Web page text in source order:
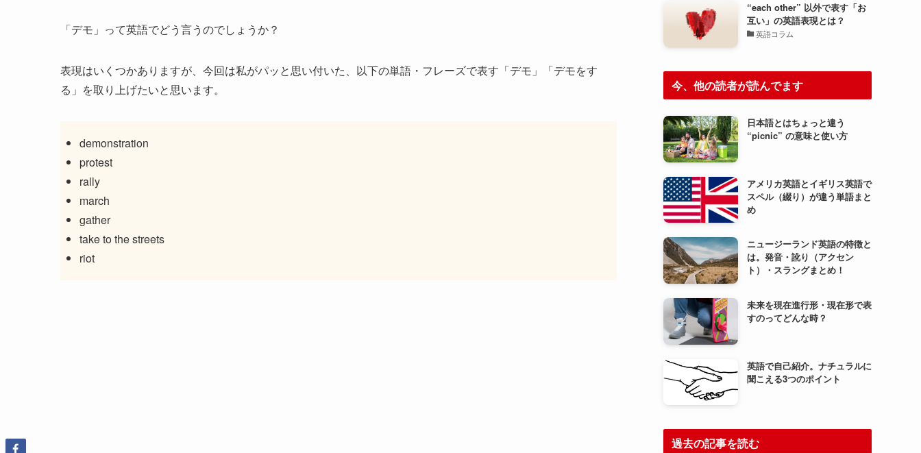
「デモ」って英語でどう言うのでしょうか？
表現はいくつかありますが、今回は私がパッと思い付いた、以下の単語・フレーズで表す「デモ」「デモをす
る」を取り上げたいと思います。
demonstration
protest
rally
march
gather
take to the streets
riot
“each other” 以外で表す「お
互い」の英語表現とは？
英語コラム
今、他の読者が読んでます
日本語とはちょっと違う
“picnic” の意味と使い方
アメリカ英語とイギリス英語で
スペル（綴り）が違う単語まと
め
ニュージーランド英語の特徴と
は。発音・訛り（アクセン
ト）・スラングまとめ！
未来を現在進行形・現在形で表
すのってどんな時？
英語で自己紹介。ナチュラルに
聞こえる3つのポイント
過去の記事を読む